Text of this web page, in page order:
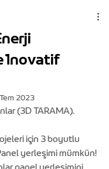
İnovatif
2023
(3D TARAMA).
için 3 boyutlu
yerleşimi mümkün!